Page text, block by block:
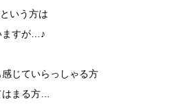
いう方は
ますが…♪
感じていらっしゃる方
はまる方…